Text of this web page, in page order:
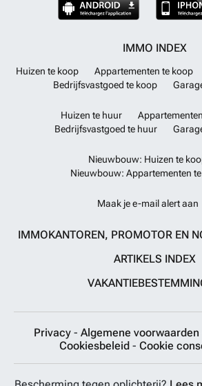
IMMO INDEX
Huizen te koop Appartementen te koop
Bedrijfsvastgoed te koop
Huizen te huur
Bedrijfsvastgoed te huur
Nieuwbouw: Huizen te
Nieuwbouw: Appartementen
Maak je e-mail alert aan
IMMOKANTOREN, PROMOTOR EN
ARTIKELS INDEX
Privacy - Algemene voorwaarden
Cookiesbeleid - Cookie